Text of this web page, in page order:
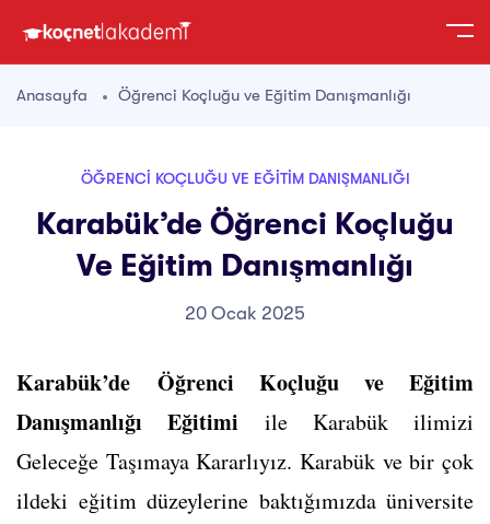
Anasayfa Öğrenci Koçluğu ve Eğitim Danışmanlığı
ÖĞRENCI KOÇLUĞU VE EĞITIM DANIŞMANLIĞI
Karabük’de Öğrenci Koçluğu
Ve Eğitim Danışmanlığı
20 Ocak 2025
Karabük’de Öğrenci Koçluğu ve Eğitim
Danışmanlığı Eğitimi ile Karabük ilimizi
Geleceğe Taşımaya Kararlıyız. Karabük ve bir çok
ildeki eğitim düzeylerine baktığımızda üniversite